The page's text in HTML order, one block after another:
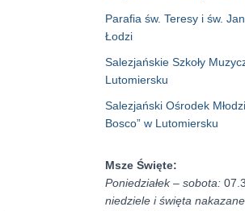
Parafia św. Teresy i św.
Łodzi
Salezjańskie Szkoły
Lutomiersku
Salezjański Ośrodek
Bosco” w Lutomiersku
Msze Święte:
Poniedziałek – sobota:
niedziele i święta